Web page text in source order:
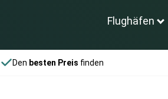
Flughäfen
Den besten Preis finden